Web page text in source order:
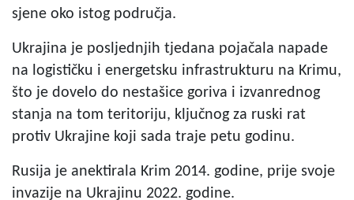
sjene oko istog područja.
Ukrajina je posljednjih tjedana pojačala napade
na logističku i energetsku infrastrukturu na Krimu,
što je dovelo do nestašice goriva i izvanrednog
stanja na tom teritoriju, ključnog za ruski rat
protiv Ukrajine koji sada traje petu godinu.
Rusija je anektirala Krim 2014. godine, prije svoje
invazije na Ukrajinu 2022. godine.